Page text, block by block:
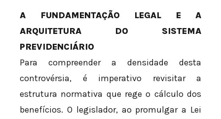
A FUNDAMENTAÇÃO LEGAL E A
ARQUITETURA DO SISTEMA
PREVIDENCIÁRIO
Para compreender a densidade desta
controvérsia, é imperativo revisitar a
estrutura normativa que rege o cálculo dos
benefícios. O legislador, ao promulgar a Lei